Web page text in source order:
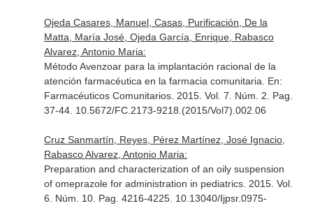
Ojeda Casares, Manuel, Casas, Purificación, De la
Matta, María José, Ojeda García, Enrique, Rabasco
Alvarez, Antonio Maria:
Método Avenzoar para la implantación racional de la
atención farmacéutica en la farmacia comunitaria. En:
Farmacéuticos Comunitarios. 2015. Vol. 7. Núm. 2. Pag.
37-44. 10.5672/FC.2173-9218.(2015/Vol7).002.06
Cruz Sanmartín, Reyes, Pérez Martínez, José Ignacio,
Rabasco Alvarez, Antonio Maria:
Preparation and characterization of an oily suspension
of omeprazole for administration in pediatrics. 2015. Vol.
6. Núm. 10. Pag. 4216-4225. 10.13040/Ijpsr.0975-